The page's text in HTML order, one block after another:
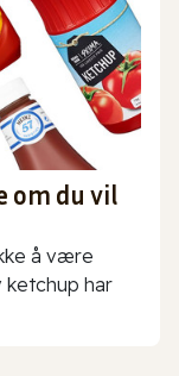
om du vil
å være
ketchup har